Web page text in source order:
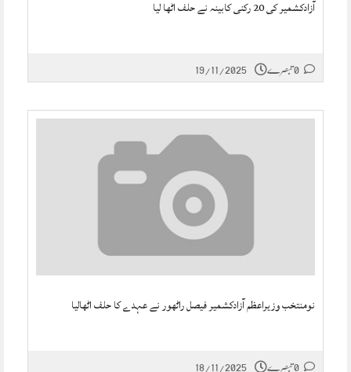
آزادکشمیر کی 20 رکنی کابینہ نے حلف اٹھا لیا
19/11/2025
نومنتخب وزیراعظم آزادکشمیر فیصل راٹھور نے عہدے کا حلف اٹھالیا
18/11/2025